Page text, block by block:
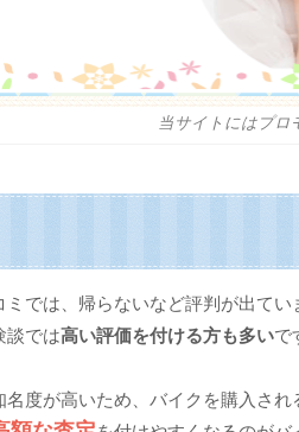
当サイトにはプロ
ミでは、帰らないなど評判が出てい
談では高い評価を付ける方も多いで
名度が高いため、バイクを購入され